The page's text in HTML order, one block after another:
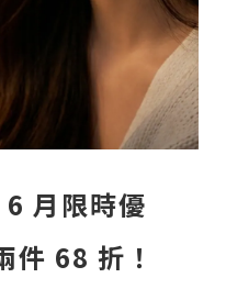
月限時優
件 68 折！